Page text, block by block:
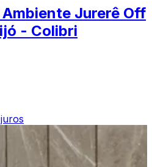
Jurerê Off
- Colibri